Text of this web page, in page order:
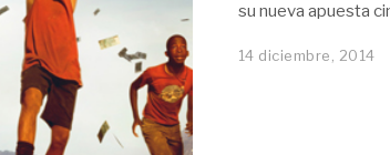
su nueva apuesta
14 diciembre, 2014